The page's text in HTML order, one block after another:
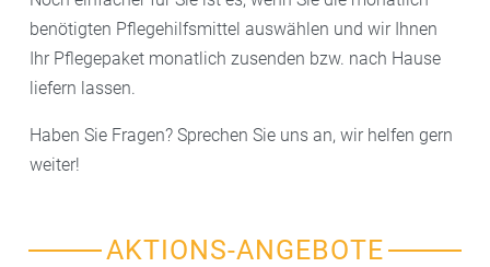
benötigten Pflegehilfsmittel auswählen und wir Ihnen
Ihr Pflegepaket monatlich zusenden bzw. nach Hause
liefern lassen.
Haben Sie Fragen? Sprechen Sie uns an, wir helfen gern
weiter!
AKTIONS-ANGEBOTE